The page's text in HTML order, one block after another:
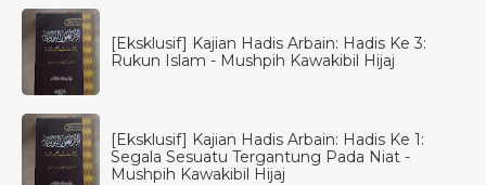
[Eksklusif] Kajian Hadis Arbain: Hadis Ke 3:
Rukun Islam - Mushpih Kawakibil Hijaj
[Eksklusif] Kajian Hadis Arbain: Hadis Ke 1:
Segala Sesuatu Tergantung Pada Niat -
Mushpih Kawakibil Hijaj